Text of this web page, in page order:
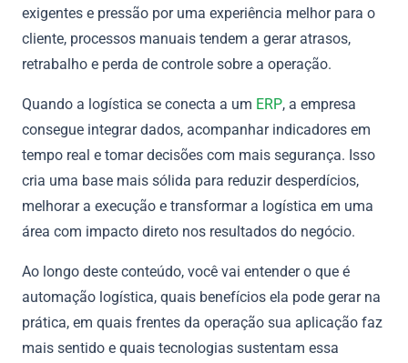
exigentes e pressão por uma experiência melhor para o
cliente, processos manuais tendem a gerar atrasos,
retrabalho e perda de controle sobre a operação.
Quando a logística se conecta a um ERP, a empresa
consegue integrar dados, acompanhar indicadores em
tempo real e tomar decisões com mais segurança. Isso
cria uma base mais sólida para reduzir desperdícios,
melhorar a execução e transformar a logística em uma
área com impacto direto nos resultados do negócio.
Ao longo deste conteúdo, você vai entender o que é
automação logística, quais benefícios ela pode gerar na
prática, em quais frentes da operação sua aplicação faz
mais sentido e quais tecnologias sustentam essa